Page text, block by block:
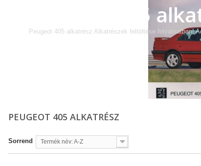
Peugeot 405
Peugeot 405 alkatrész Alkatrészek feltöltése folyamatban!
PEUGEOT 405 ALKATRÉSZ
Sorrend Termék név: A-Z